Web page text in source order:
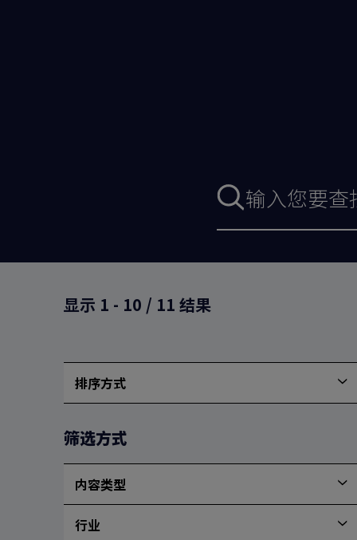
索
表
格
显示 1 - 10 / 11 结果
排序方式
按
新
排
序
筛选方式
内容类型
内
类
行业
行